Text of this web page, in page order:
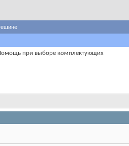
при выборе комплектующих